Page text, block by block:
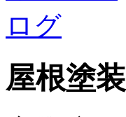
屋根塗装